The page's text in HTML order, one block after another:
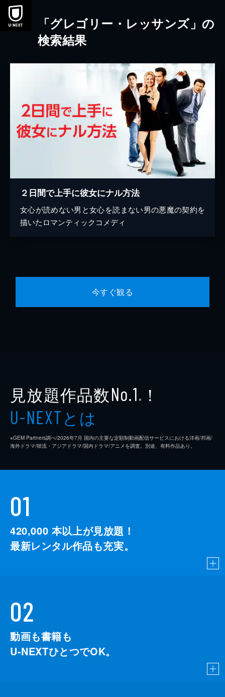
本文へスキップ
「グレゴリー・レッサンズ」の
検索結果
２日間で上手に彼女にナル方法
女心が読めない男と女心を読まない男の悪魔の契約を
描いたロマンティックコメディ
今すぐ観る
見放題作品数No.1 ※ ！
U-NEXTとは
※GEM Partners調べ/2026年7⽉ 国内の主要な定額制動画配信サービスにおける洋画/邦画/
海外ドラマ/韓流・アジアドラマ/国内ドラマ/アニメを調査。別途、有料作品あり。
01
420,000 本以上が見放題！
最新レンタル作品も充実。
02
動画も書籍も
U-NEXTひとつでOK。